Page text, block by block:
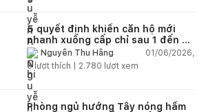
5 quyết định khiến căn hộ mới
nhanh xuống cấp chỉ sau 1 đến 2
nămNguyễn Thu Hằng
01/06/2026,
5lượt thích | 2.780 lượt xem
Phòng ngủ hướng Tây nóng hầm